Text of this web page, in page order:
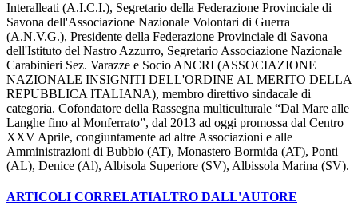
Interalleati (A.I.C.I.), Segretario della Federazione Provinciale di
Savona dell'Associazione Nazionale Volontari di Guerra
(A.N.V.G.), Presidente della Federazione Provinciale di Savona
dell'Istituto del Nastro Azzurro, Segretario Associazione Nazionale
Carabinieri Sez. Varazze e Socio ANCRI (ASSOCIAZIONE
NAZIONALE INSIGNITI DELL'ORDINE AL MERITO DELLA
REPUBBLICA ITALIANA), membro direttivo sindacale di
categoria. Cofondatore della Rassegna multiculturale “Dal Mare alle
Langhe fino al Monferrato”, dal 2013 ad oggi promossa dal Centro
XXV Aprile, congiuntamente ad altre Associazioni e alle
Amministrazioni di Bubbio (AT), Monastero Bormida (AT), Ponti
(AL), Denice (Al), Albisola Superiore (SV), Albissola Marina (SV).
ARTICOLI CORRELATIALTRO DALL'AUTORE